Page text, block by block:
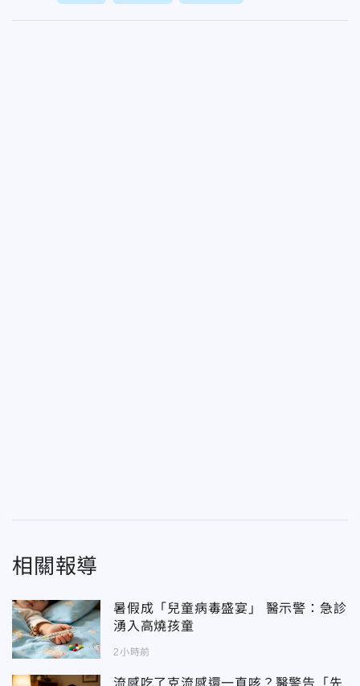
相關報導
暑假成「兒童病毒盛宴」 醫示警：急診
湧入高燒孩童
2小時前